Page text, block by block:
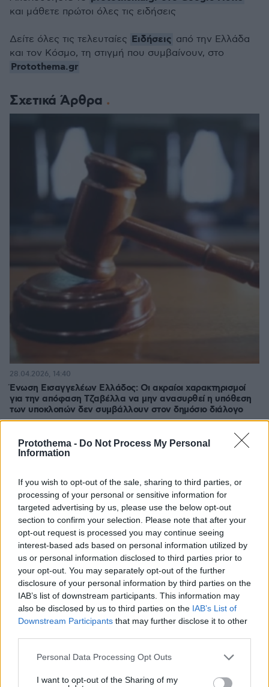
Protothema - Do Not Process My Personal
Information
If you wish to opt-out of the sale, sharing to third parties, or
processing of your personal or sensitive information for
targeted advertising by us, please use the below opt-out
section to confirm your selection. Please note that after your
opt-out request is processed you may continue seeing
interest-based ads based on personal information utilized by
us or personal information disclosed to third parties prior to
your opt-out. You may separately opt-out of the further
disclosure of your personal information by third parties on the
IAB’s list of downstream participants. This information may
also be disclosed by us to third parties on the IAB’s List of
Downstream Participants that may further disclose it to other
Please note that this website/app uses one or more Google
not limited to your visit or usage behaviour. You may click to
Personal Data Processing Opt Outs
I want to opt-out of the Sharing of my
Σχετικά Άρθρα
Ένωση Εισαγγελέων Ελλάδος: Οι ακραίοι χαρακτηρισμοί
για την απόφαση Τζαβέλλα να μην ανασυρθεί η υπόθεση
των υποκλοπών δεν συμβάλλουν στον δημόσιο διάλογο
28.04.2026, 14:40
και μάθετε πρώτοι όλες τις ειδήσεις
Δείτε όλες τις τελευταίες Ειδήσεις από την Ελλάδα
και τον Κόσμο, τη στιγμή που συμβαίνουν, στο
Protothema.gr